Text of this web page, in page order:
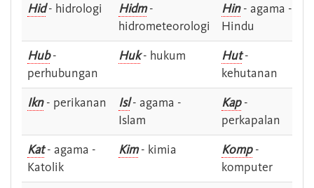
Hid- hidrologi Hidm-
hidrometeorologi
Hin- agama -
Hindu
Hub-
perhubungan
Huk- hukum Hut-
kehutanan
Ikn- perikanan Isl- agama -
Islam
Kap-
perkapalan
Kat- agama -
Katolik
Kim- kimia Komp-
komputer